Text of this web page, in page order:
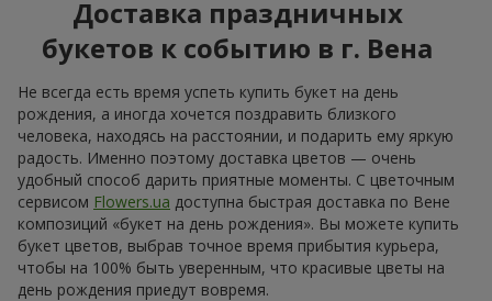
Доставка праздничных
букетов к событию в г. Вена
Не всегда есть время успеть купить букет на день
рождения, а иногда хочется поздравить близкого
человека, находясь на расстоянии, и подарить ему яркую
радость. Именно поэтому доставка цветов — очень
удобный способ дарить приятные моменты. С цветочным
сервисом Flowers.ua доступна быстрая доставка по Вене
композиций «букет на день рождения». Вы можете купить
букет цветов, выбрав точное время прибытия курьера,
чтобы на 100% быть уверенным, что красивые цветы на
день рождения приедут вовремя.